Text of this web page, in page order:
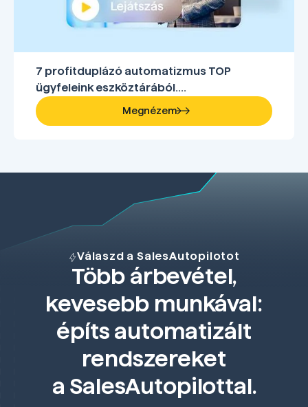
7 profitduplázó automatizmus TOP
ügyfeleink eszköztárából....
Megnézem
Válaszd a SalesAutopilotot
Több árbevétel,
kevesebb munkával:
építs automatizált
rendszereket
a SalesAutopilottal.